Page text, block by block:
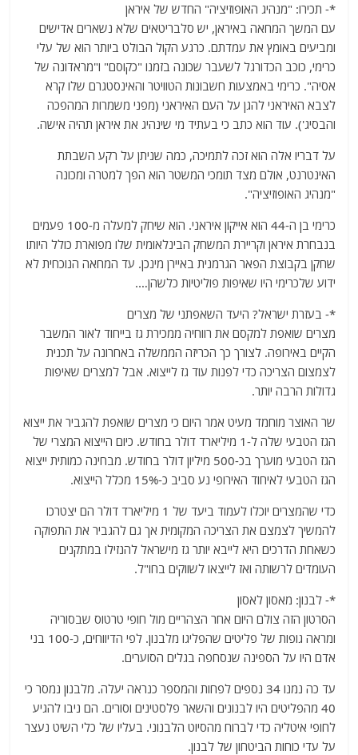
at
s
A
p
p
e
g
ra
m
ai
l
itt
er
c
e
b
o
o
k
*- תכירו: "מנהיג האופוזיציה" החדש של איראן
עם המשך המחאה באיראן, יש סלבריטאים שלא נשארים אדישים
ומביעים באומץ את עמדתם. כרגע הקול הבולט ביותר הוא של עלי
כרימי, כוכב הכדורגל לשעבר שכונה בזמנו "כקוסם" ו"מראדונה של
אסיה". כרימי באמצעות חשבונות הטוויטר והאינסטגרם שלו קרא
לצבא האיראני להגן על העם האיראני (מפני משמרות המהפכה
והבסיג'). עוד הוא כתב כי בעתיד מי שינהיג את איראן תהיה אישה.
על דבריו אלה הוא זכה לתמיכה, כמה שניתן על רקע השבתת
האינטרנט, אולם מצד תומכי המשטר הוא הפך למטרה ומכונה
"מנהיג האופוזיציה".
כרימי בן ה-44 הוא אייקון איראני. הוא שיחק למעלה מ-100 פעמים
בנבחרת איראן וקריירת המשחק הבינלאומית שלו מפוארת כולל היותו
שחקן בקבוצת הפאר הגרמנית באיירן מינכן. עד המחאה הנוכחית לא
ידוע שלכרימי היו שאיפות פוליטיות כלשהן….
*- בעזרת ישראל? היעד השאפתני של מצרים
מצרים שואפת למקסם את רווחיה ממכירת גז בייחוד לאור המשבר
הקיים באירופה. לצורך כך הכריזה הממשלה באחרונה על תכנית
לצמצום הצריכה כדי לפנות עוד גז לייצוא. אבל למצרים שאיפות
גדולות הרבה יותר.
שר האוצר מוחמד מעיט אמר היום כי מצרים שואפת להגביר את ייצוא
הגז הטבעי שלה ל-1 מיליארד דולר בחודש. כיום הייצוא המצרי של
הגז הטבעי מוערך בכ-500 מיליון דולר בחודש. מבחינה כמותית ייצוא
הגז הטבעי לאיחוד האירופי נע סביב כ-15% מכלל הייצוא.
כדי שהמצרים יוכלו לעמוד ביעד של 1 מיליארד דולר הם יצטרכו
להמשיך לצמצם את הצריכה המקומית אך גם להגביר את התפוקה
כשאחת הדרכים היא לייבא יותר גז מישראל להנזילו במתקנים
העומדים לרשותה ואז לייצאו לשווקים בחו"ל.
*- לבנון: מאסון לאסון
הסרטון הזה צולם היום אחר הצהריים מול חופי טרטוס שבסוריה
ומראה גופות של פליטים שהפליגו מלבנון. לפי הדיווחים, כ-100 בני
אדם היו על הספינה שנסחפה בגלים הסוערים.
עד כה נמנו 34 נספים לפחות והמספר כנראה יעלה. מלבנון נמסר כי
40 מהפליטים היו לבנונים והשאר פלסטינים וסורים. הם ניבו להגיע
לחופי איטליה כדי לברוח מהסיוט הלבנוני. בעליו של כלי השיט נעצר
על עדי כוחות הביטחון של לבנון.